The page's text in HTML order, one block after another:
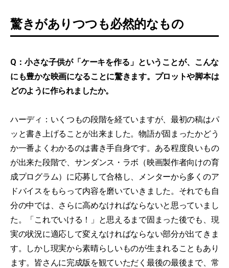
驚きがありつつも必然的なもの
Q：小さな子供が「ケーキを作る」ということが、こんな
にも豊かな映画になることに驚きます。プロットや脚本は
どのように作られましたか。
ハーディ：いくつもの段階を経ていますが、最初の稿はパ
ッと書き上げることが出来ました。物語が固まったかどう
か一番よくわかるのは書き手自身です。ある程度良いもの
が出来た段階で、サンダンス・ラボ（映画製作者向けの育
成プログラム）に応募して合格し、メンターから多くのア
ドバイスをもらって内容を磨いていきました。それでも自
分の中では、さらに高めなければならないと思っていまし
た。「これでいける！」と思えるまで固まった後でも、現
実の状況に適応して変えなければならない部分が出てきま
す。しかし現実から素晴らしいものが生まれることもあり
ます。皆さんに完成版を観ていただく最後の最後まで、常